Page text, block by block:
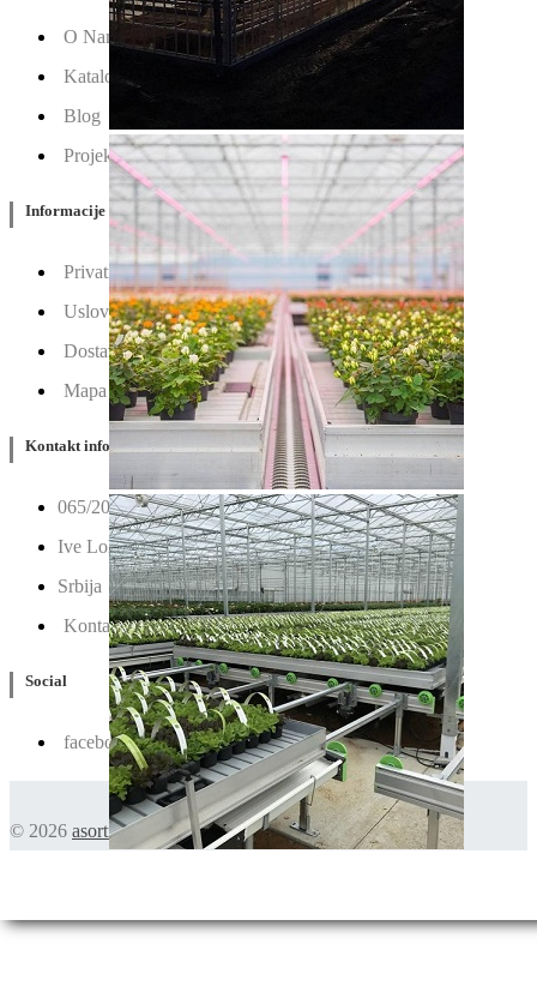
O Nama
Katalozi
Blog
Projektovanje / Izgradnja
Informacije
Privatnost & Kolačići
Uslovi Korišćenja
Dostava & Povraćaj
Mapa
Kontakt info
065/202-52-02
Ive Lole Ribara 65, 22406 Irig
Srbija
Kontaktirajte nas
Social
facebook
© 2026 asortiman.rs. Sva prava zadržana.